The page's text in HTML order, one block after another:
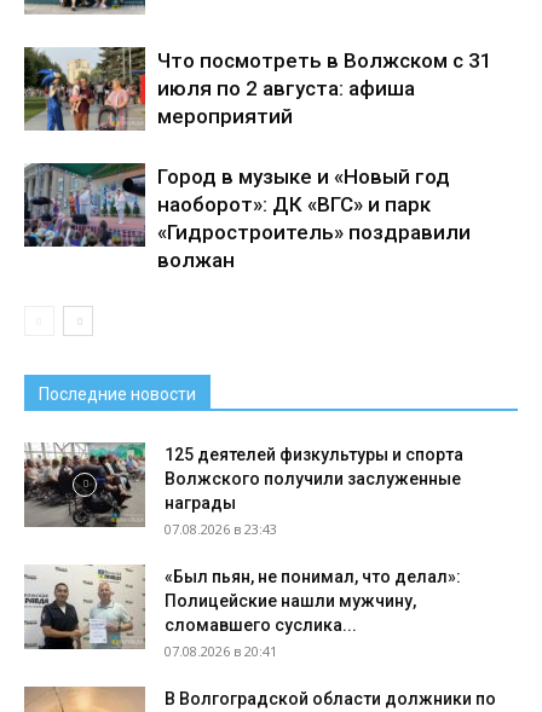
Что посмотреть в Волжском с 31
июля по 2 августа: афиша
мероприятий
Город в музыке и «Новый год
наоборот»: ДК «ВГС» и парк
«Гидростроитель» поздравили
волжан
Последние новости
125 деятелей физкультуры и спорта
Волжского получили заслуженные
награды
07.08.2026 в 23:43
«Был пьян, не понимал, что делал»:
Полицейские нашли мужчину,
сломавшего суслика...
07.08.2026 в 20:41
В Волгоградской области должники по